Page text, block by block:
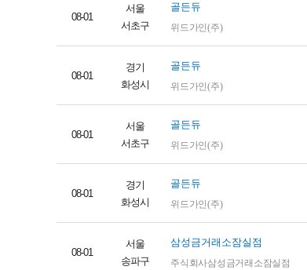
08-01
서울
서초구
골든듀
위드가인(주)
08-01
경기
화성시
골든듀
위드가인(주)
08-01
서울
서초구
골든듀
위드가인(주)
08-01
경기
화성시
골든듀
위드가인(주)
08-01
서울
송파구
삼성금거래소잠실점
주식회사삼성금거래소잠실점